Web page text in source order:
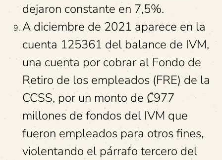
dejaron constante en 7,5%.
A diciembre de 2021 aparece en la
cuenta 125361 del balance de IVM,
una cuenta por cobrar al Fondo de
Retiro de los empleados (FRE) de la
CCSS, por un monto de ₡977
millones de fondos del IVM que
fueron empleados para otros fines,
violentando el párrafo tercero del